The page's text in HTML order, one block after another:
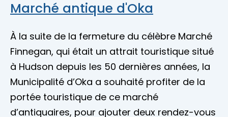
Marché antique d'Oka
À la suite de la fermeture du célèbre Marché
Finnegan, qui était un attrait touristique situé
à Hudson depuis les 50 dernières années, la
Municipalité d’Oka a souhaité profiter de la
portée touristique de ce marché
d’antiquaires, pour ajouter deux rendez-vous